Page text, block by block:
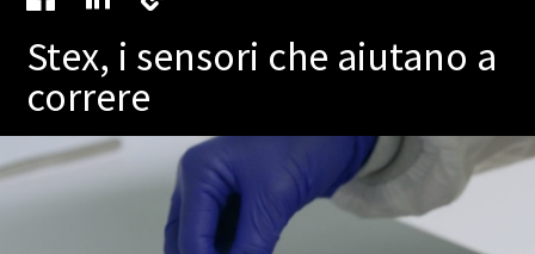
Stex, i sensori che aiutano a
correre